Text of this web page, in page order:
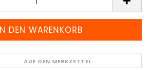
AUF DEN MERKZETTEL